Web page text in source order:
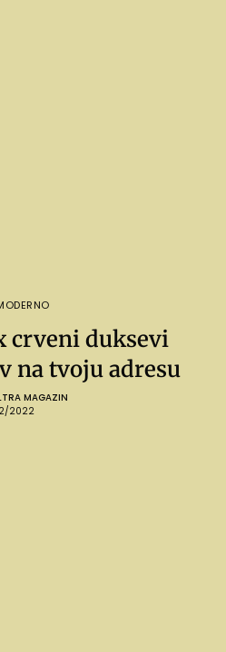
crveni duksevi
na tvoju adresu
MAGAZIN
2022